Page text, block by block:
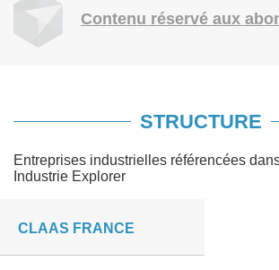
Contenu réservé aux
STRUCTURE
Entreprises industrielles référencées
Industrie Explorer
CLAAS FRANCE